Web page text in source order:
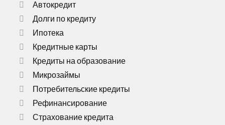
Автокредит
Долги по кредиту
Ипотека
Кредитные карты
Кредиты на образование
Микрозаймы
Потребительские кредиты
Рефинансирование
Страхование кредита